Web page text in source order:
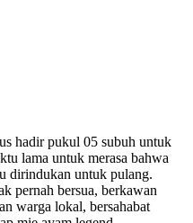
hadir pukul 05 subuh untuk
lama untuk merasa bahwa
dirindukan untuk pulang.
pernah bersua, berkawan
warga lokal, bersahabat